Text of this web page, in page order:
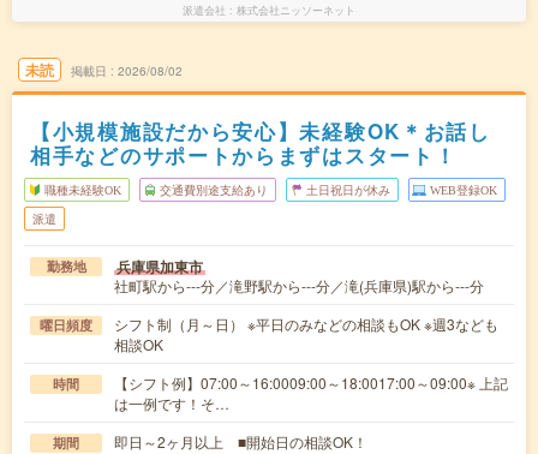
派遣会社 株式会社ニッソーネット
未読 掲載日 2026/08/02
【小規模施設だから安心】未経験OK＊お話し
相手などのサポートからまずはスタート！
職種未経験OK 交通費別途支給あり 土日祝日が休み WEB登録OK
派遣
勤務地 兵庫県加東市
社町駅から---分／滝野駅から---分／滝(兵庫県)駅から---分
曜日頻度
シフト制（月～日） ※平日のみなどの相談もOK ※週3なども
相談OK
時間
【シフト例】07:00～16:0009:00～18:0017:00～09:00※ 上記
は一例です！そ…
期間 即日～2ヶ月以上 ■開始日の相談OK！